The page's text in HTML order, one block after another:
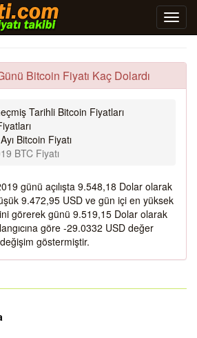
Bitcoin Fiyatı Kaç Dolardı
Tarihli Bitcoin Fiyatları
Bitcoin Fiyatı
BTC Fiyatı
günü açılışta 9.548,18 Dolar olarak
9.472,95 USD ve gün içi en yüksek
görerek günü 9.519,15 Dolar olarak
göre -29.0332 USD değer
göstermiştir.